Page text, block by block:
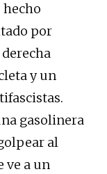
por
y un
gasolinera
al
ve a un